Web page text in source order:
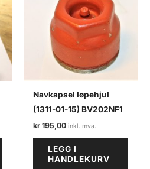
Navkapsel løpehjul
(1311-01-15) BV202NF1
kr 195,00
LEGG I
HANDLEKURV